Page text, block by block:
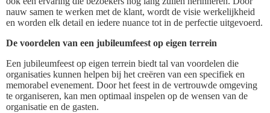
nauw samen te werken met de klant, wordt de visie werkelijkheid
en worden elk detail en iedere nuance tot in de perfectie uitgevoerd.
De voordelen van een jubileumfeest op eigen terrein
Een jubileumfeest op eigen terrein biedt tal van voordelen die
organisaties kunnen helpen bij het creëren van een specifiek en
memorabel evenement. Door het feest in de vertrouwde omgeving
te organiseren, kan men optimaal inspelen op de wensen van de
organisatie en de gasten.